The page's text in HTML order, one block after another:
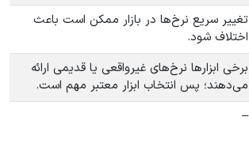
تغییر سریع نرخ‌ها در بازار ممکن است باعث
اختلاف شود.
برخی ابزارها نرخ‌های غیرواقعی یا قدیمی ارائه
می‌دهند؛ پس انتخاب ابزار معتبر مهم است.
–